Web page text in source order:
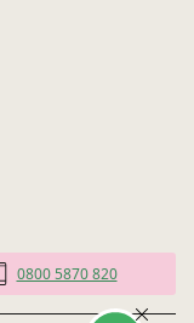
0800 5870 820